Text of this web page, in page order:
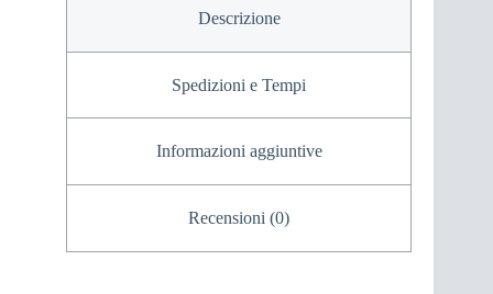
Descrizione
Spedizioni e Tempi
Informazioni aggiuntive
Recensioni (0)